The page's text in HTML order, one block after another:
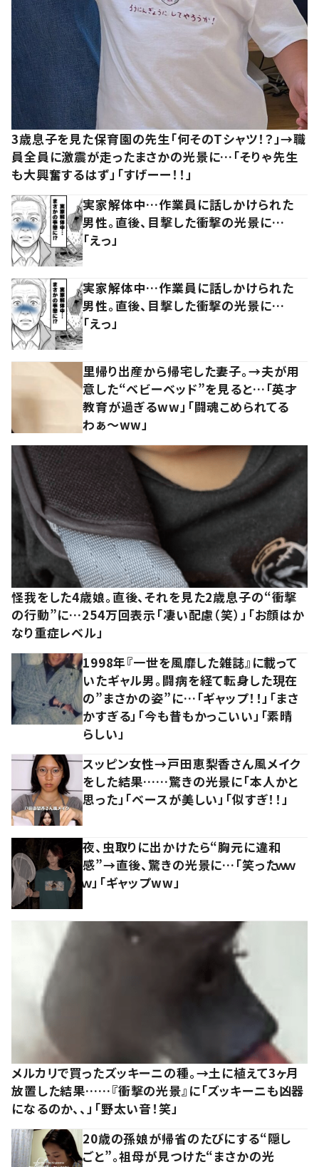
3歳息子を見た保育園の先生「何そのTシャツ！？」→職
員全員に激震が走ったまさかの光景に…「そりゃ先生
も大興奮するはず」「すげーー！！」
実家解体中…作業員に話しかけられた
男性。直後、目撃した衝撃の光景に…
「えっ」
実家解体中…作業員に話しかけられた
男性。直後、目撃した衝撃の光景に…
「えっ」
里帰り出産から帰宅した妻子。→夫が用
意した“ベビーベッド”を見ると…「英才
教育が過ぎるww」「闘魂こめられてる
わぁ～ww」
怪我をした4歳娘。直後、それを見た2歳息子の“衝撃
の行動”に…254万回表示「凄い配慮（笑）」「お顔はか
なり重症レベル」
1998年『一世を風靡した雑誌』に載って
いたギャル男。闘病を経て転身した現在
の”まさかの姿”に…「ギャップ！！」「まさ
かすぎる」「今も昔もかっこいい」「素晴
らしい」
スッピン女性→戸田恵梨香さん風メイク
をした結果……驚きの光景に「本人かと
思った」「ベースが美しい」「似すぎ！！」
夜、虫取りに出かけたら“胸元に違和
感”→直後、驚きの光景に…「笑ったｗｗ
ｗ」「ギャップww」
メルカリで買ったズッキーニの種。→土に植えて3ヶ月
放置した結果……『衝撃の光景』に「ズッキーニも凶器
になるのか、、」「野太い音！笑」
20歳の孫娘が帰省のたびにする“隠し
ごと”。祖母が見つけた“まさかの光